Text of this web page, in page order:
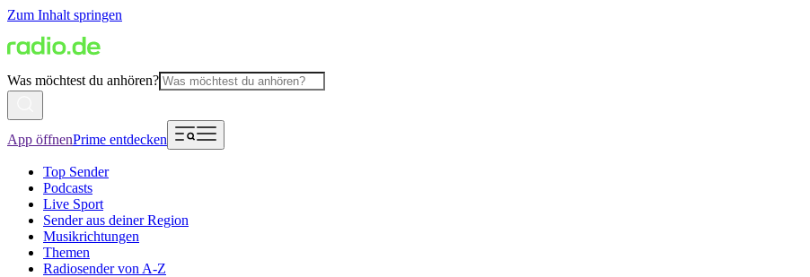
Zum Inhalt springen
Was möchtest du anhören?
App öffnenPrime entdecken
Top Sender
Podcasts
Live Sport
Sender aus deiner Region
Musikrichtungen
Themen
Radiosender von A-Z